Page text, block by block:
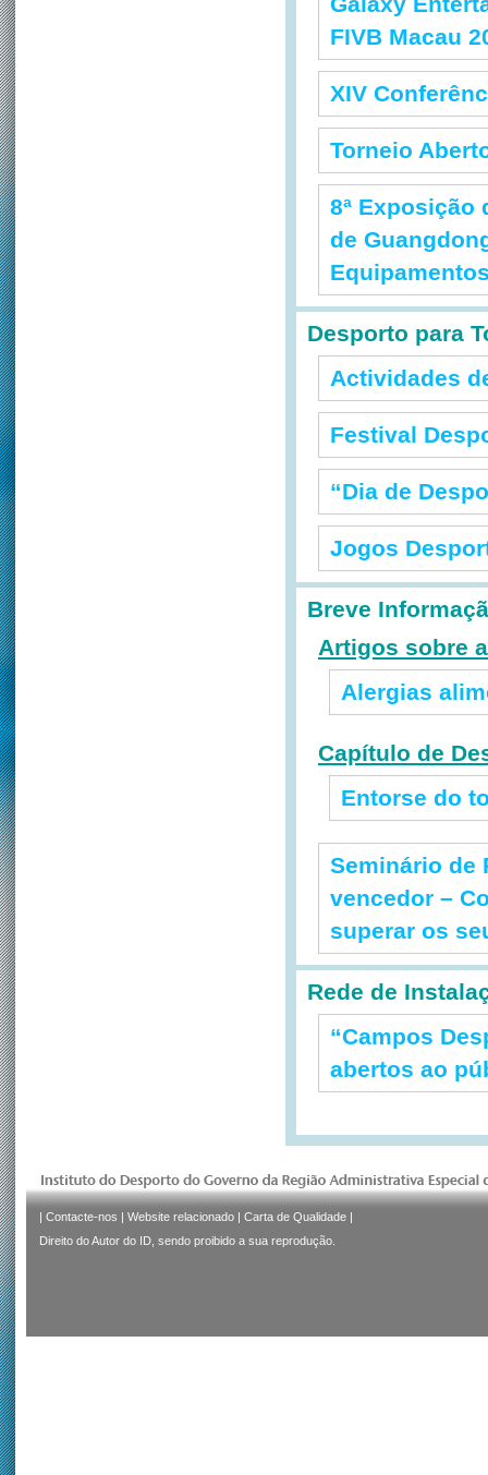
FIVB Macau
XIV
Torneio
8ª Exposição
de
Desporto para
Actividades
Festival
“Dia de
Jogos
Breve
Artigos sobre
Alergias
Capítulo de
Entorse do
Seminário de
vencedor –
superar os
Rede de
“Campos
abertos ao
| Contacte-nos | Website relacionado | Carta de Qualidade |
Direito do Autor do ID, sendo proibido a sua reprodução.